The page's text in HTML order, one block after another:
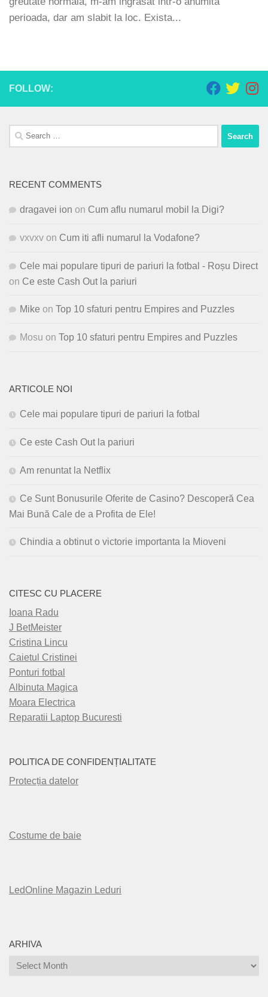
perioada, dar am slabit la loc. Exista...
FOLLOW:
Search
for:
RECENT COMMENTS
dragavei ion on Cum aflu numarul mobil la Digi?
vxvxv on Cum iti afli numarul la Vodafone?
Cele mai populare tipuri de pariuri la fotbal - Roșu Direct
on Ce este Cash Out la pariuri
Mike on Top 10 sfaturi pentru Empires and Puzzles
Mosu on Top 10 sfaturi pentru Empires and Puzzles
ARTICOLE NOI
Cele mai populare tipuri de pariuri la fotbal
Ce este Cash Out la pariuri
Am renuntat la Netflix
Ce Sunt Bonusurile Oferite de Casino? Descoperă Cea
Mai Bună Cale de a Profita de Ele!
Chindia a obtinut o victorie importanta la Mioveni
CITESC CU PLACERE
Ioana Radu
J BetMeister
Cristina Lincu
Caietul Cristinei
Ponturi fotbal
Albinuta Magica
Moara Electrica
Reparatii Laptop Bucuresti
POLITICA DE CONFIDENȚIALITATE
Protecția datelor
Costume de baie
LedOnline Magazin Leduri
ARHIVA
Arhiva